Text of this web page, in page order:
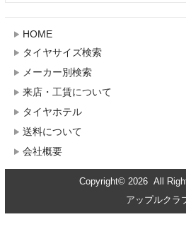
HOME
タイヤサイズ検索
メーカー別検索
来店・工賃について
タイヤホテル
送料について
会社概要
Copyright© 2026 All
アップルクラ